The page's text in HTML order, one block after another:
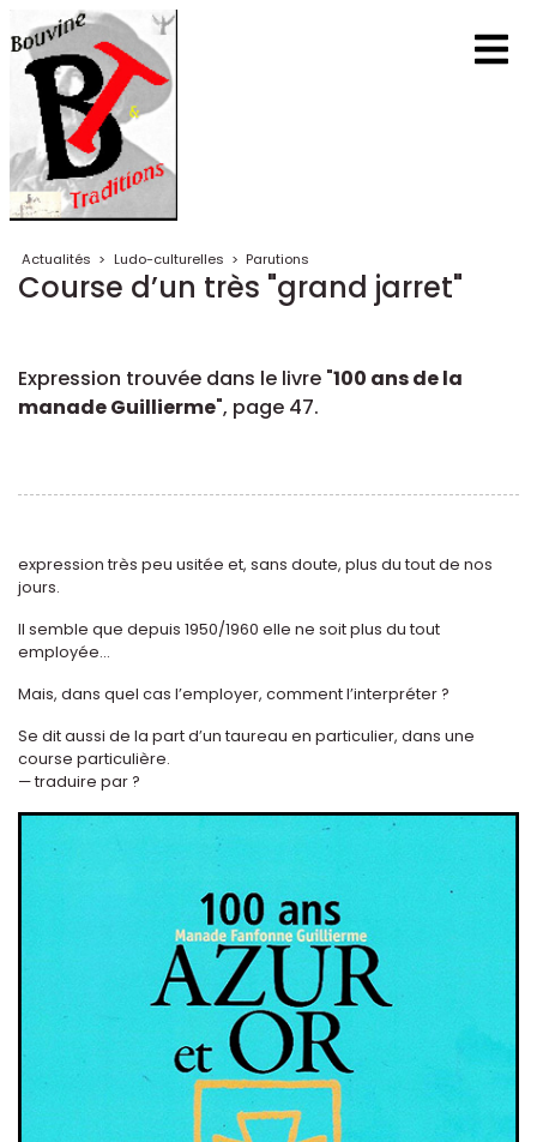
Actualités > Ludo-culturelles > Parutions
Course d’un très "grand jarret"
Expression trouvée dans le livre "100 ans de la
manade Guillierme", page 47.
expression très peu usitée et, sans doute, plus du tout de nos
jours.
Il semble que depuis 1950/1960 elle ne soit plus du tout
employée...
Mais, dans quel cas l’employer, comment l’interpréter ?
Se dit aussi de la part d’un taureau en particulier, dans une
course particulière.
— traduire par ?